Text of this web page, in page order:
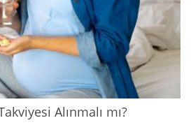
2024
Alınmalı mı?